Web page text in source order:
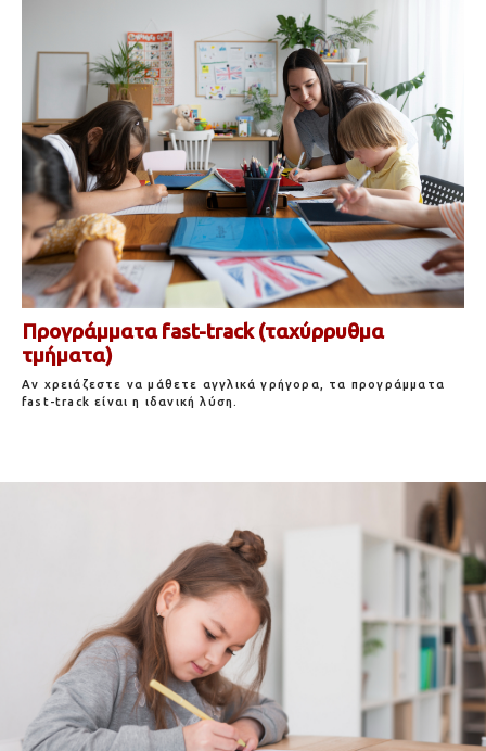
Προγράμματα fast-track (ταχύρρυθμα
τμήματα)
Αν χρειάζεστε να μάθετε αγγλικά γρήγορα, τα προγράμματα
fast-track είναι η ιδανική λύση.